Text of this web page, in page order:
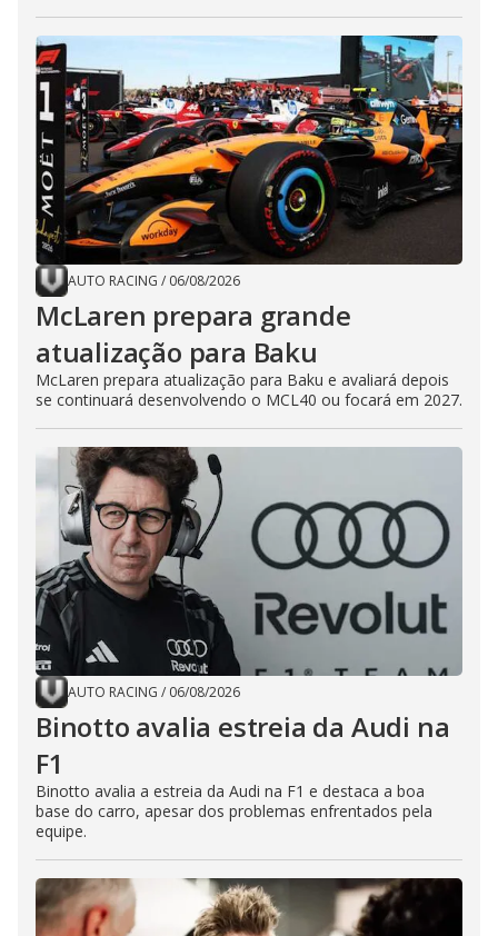
AUTO RACING / 06/08/2026
McLaren prepara grande
atualização para Baku
McLaren prepara atualização para Baku e avaliará depois
se continuará desenvolvendo o MCL40 ou focará em 2027.
AUTO RACING / 06/08/2026
Binotto avalia estreia da Audi na
F1
Binotto avalia a estreia da Audi na F1 e destaca a boa
base do carro, apesar dos problemas enfrentados pela
equipe.